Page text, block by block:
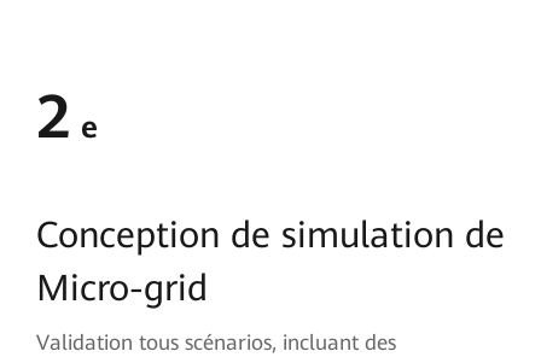
2 e
Conception de simulation de
Micro-grid
Validation tous scénarios, incluant des